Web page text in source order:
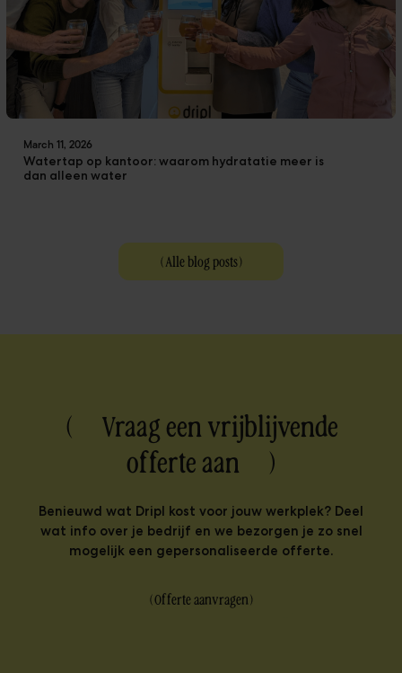
March 11, 2026
Watertap op kantoor: waarom hydratatie meer is
dan alleen water
(Alle blog posts)
( Vraag een vrijblijvende
offerte aan )
Benieuwd wat Dripl kost voor jouw werkplek? Deel
wat info over je bedrijf en we bezorgen je zo snel
mogelijk een gepersonaliseerde offerte.
(Offerte aanvragen)